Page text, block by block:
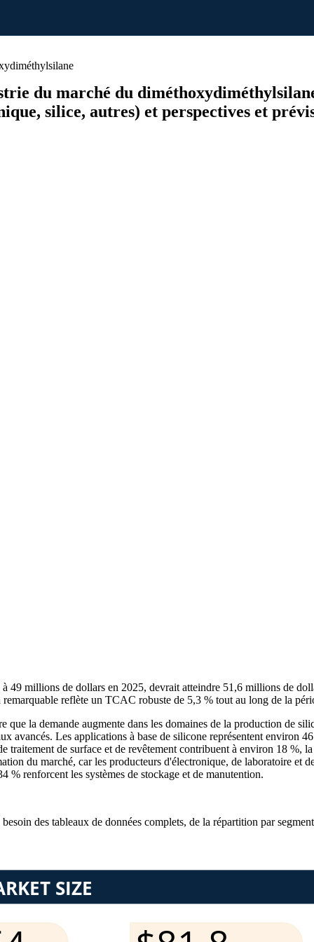
du marché du
silice, autres) et perspectives et
49 millions de dollars en 2025, devrait atteindre 51,6 millions de
reflète un TCAC robuste de 5,3 % tout au long de la
la demande augmente dans les domaines de la production de
avancés. Les applications à base de silicone représentent environ
de surface et de revêtement contribuent à environ 18 %,
du marché, car les producteurs d'électronique, de laboratoire et
% renforcent les systèmes de stockage et de manutention.
des tableaux de données complets, de la répartition par